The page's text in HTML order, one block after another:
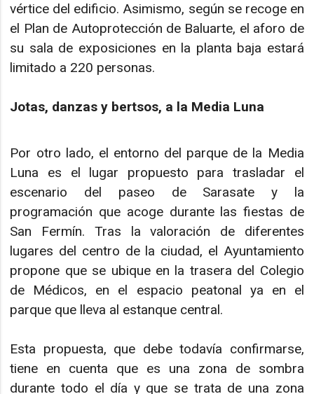
vértice del edificio. Asimismo, según se recoge en
el Plan de Autoprotección de Baluarte, el aforo de
su sala de exposiciones en la planta baja estará
limitado a 220 personas.
Jotas, danzas y bertsos, a la Media Luna
Por otro lado, el entorno del parque de la Media
Luna es el lugar propuesto para trasladar el
escenario del paseo de Sarasate y la
programación que acoge durante las fiestas de
San Fermín. Tras la valoración de diferentes
lugares del centro de la ciudad, el Ayuntamiento
propone que se ubique en la trasera del Colegio
de Médicos, en el espacio peatonal ya en el
parque que lleva al estanque central.
Esta propuesta, que debe todavía confirmarse,
tiene en cuenta que es una zona de sombra
durante todo el día y que se trata de una zona